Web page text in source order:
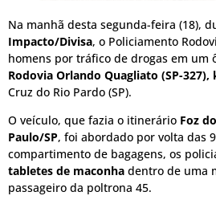
Na manhã desta segunda-feira (18),
Impacto/Divisa, o Policiamento
homens por tráfico de drogas em um
Rodovia Orlando Quagliato (SP-327),
Cruz do Rio Pardo (SP).
O veículo, que fazia o itinerário Foz
Paulo/SP, foi abordado por volta das
compartimento de bagagens, os
tabletes de maconha dentro de uma
passageiro da poltrona 45.